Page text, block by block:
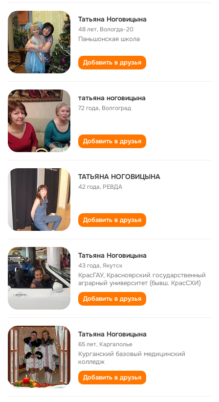
Татьяна Ноговицына
48 лет, Вологда-20
Паньшонская школа
Добавить в друзья
татьяна ноговицына
72 года, Волгоград
Добавить в друзья
ТАТЬЯНА НОГОВИЦЫНА
42 года, РЕВДА
Добавить в друзья
Татьяна Ноговицына
43 года,Якутск
КрасГАУ, Красноярский государственный
аграрный университет (бывш. КрасСХИ)
Добавить в друзья
Татьяна Ноговицына
65 лет, Каргаполье
Курганский базовый медицинский
колледж
Добавить в друзья